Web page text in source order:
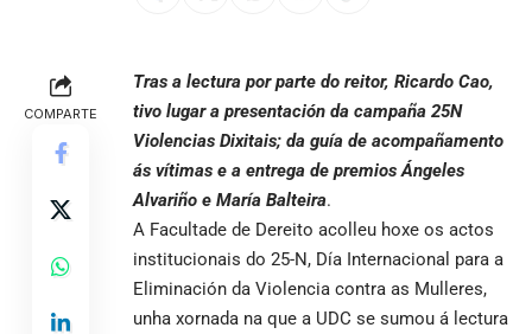
COMPARTE
Tras a lectura por parte do reitor, Ricardo Cao,
tivo lugar a presentación da campaña 25N
Violencias Dixitais; da guía de acompañamento
ás vítimas e a entrega de premios Ángeles
Alvariño e María Balteira.
A Facultade de Dereito acolleu hoxe os actos
institucionais do 25-N, Día Internacional para a
Eliminación da Violencia contra as Mulleres,
unha xornada na que a UDC se sumou á lectura